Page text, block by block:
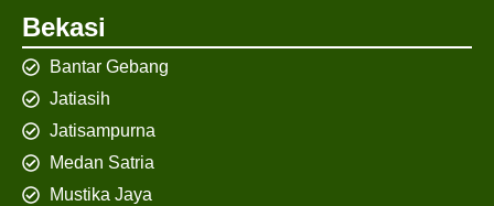
Bekasi
Bantar Gebang
Jatiasih
Jatisampurna
Medan Satria
Mustika Jaya